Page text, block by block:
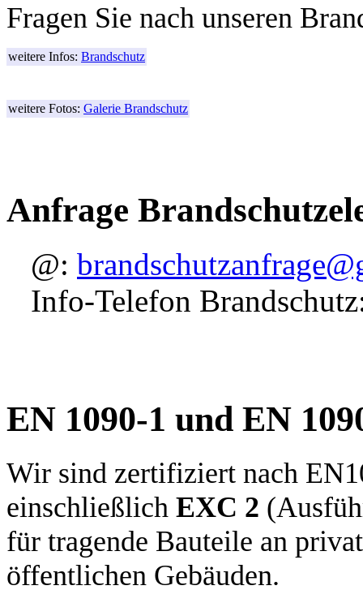
Fragen Sie nach unseren
weitere Infos: Brandschutz
weitere Fotos: Galerie Brandschutz
Anfrage
@:
Info-Telefon
EN 1090-1 und EN
Wir sind zertifiziert nach
einschließlich EXC 2
für tragende Bauteile an
öffentlichen Gebäuden.